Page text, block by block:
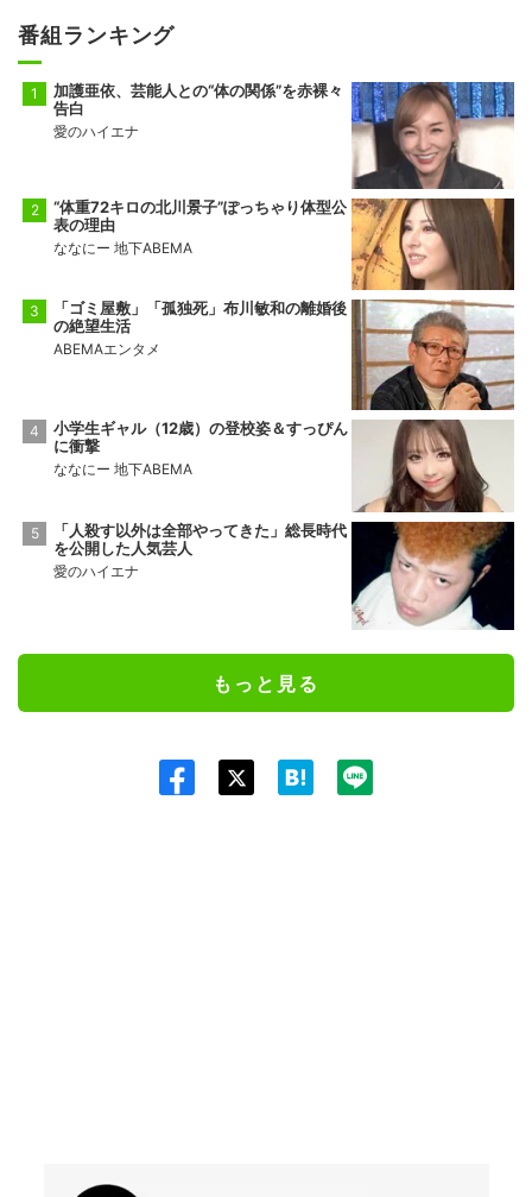
番組ランキング
加護亜依、芸能人との“体の関係”を赤裸々
告白
愛のハイエナ
“体重72キロの北川景子”ぽっちゃり体型公
表の理由
ななにー 地下ABEMA
「ゴミ屋敷」「孤独死」布川敏和の離婚後
の絶望生活
ABEMAエンタメ
小学生ギャル（12歳）の登校姿＆すっぴん
に衝撃
ななにー 地下ABEMA
「人殺す以外は全部やってきた」総長時代
を公開した人気芸人
愛のハイエナ
もっと見る